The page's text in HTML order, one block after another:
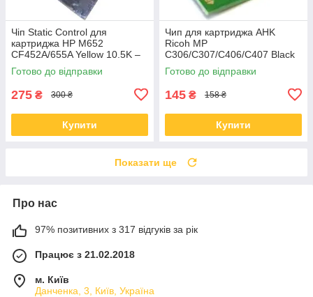
Чіп Static Control для
картриджа HP M652
CF452A/655A Yellow 10.5K –
HM652CP-Y
Готово до відправки
275 ₴ 300 ₴
Купити
Чип для картриджа AHK
Ricoh MP
C306/C307/C406/C407 Black
842095 17000 сторінок
(70264813)
Готово до відправки
145 ₴ 158 ₴
Купити
Показати ще
Про нас
97% позитивних з 317 відгуків за рік
Працює з 21.02.2018
м. Київ
Данченка, 3, Київ, Україна